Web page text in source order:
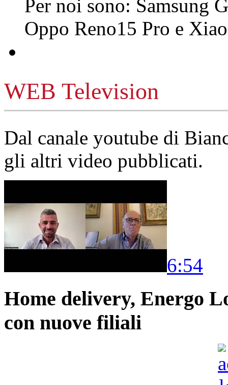
Per noi sono: Samsung
Oppo Reno15 Pro e
WEB Television
Dal canale youtube di
gli altri video pubblicati.
6:54
Home delivery, Energo
con nuove filiali